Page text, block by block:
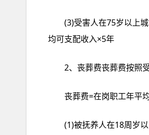
(3)受害人在75岁以上
均可支配收入×5年
2、丧葬费丧葬费按照
丧葬费=在岗职工年平
(1)被抚养人在18周岁